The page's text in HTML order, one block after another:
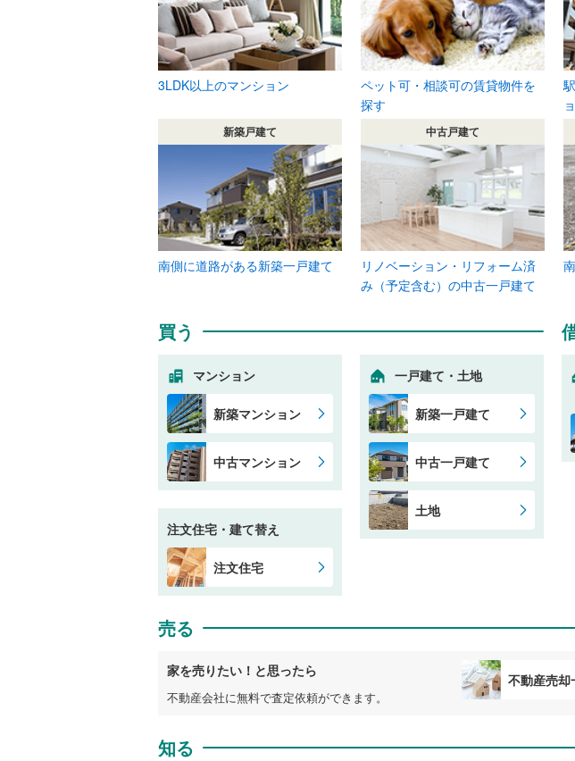
3LDK以上のマンション
ペット可・相談可の賃貸物件を
探す
新築戸建て
南側に道路がある新築一戸建て
中古戸建て
リノベーション・リフォーム済
み（予定含む）の中古一戸建て
買う
マンション
新築マンション
中古マンション
注文住宅・建て替え
注文住宅
一戸建て・土地
新築一戸建て
中古一戸建て
土地
売る
家を売りたい！と思ったら
不動産会社に無料で査定依頼ができます。
不動産売却
知る